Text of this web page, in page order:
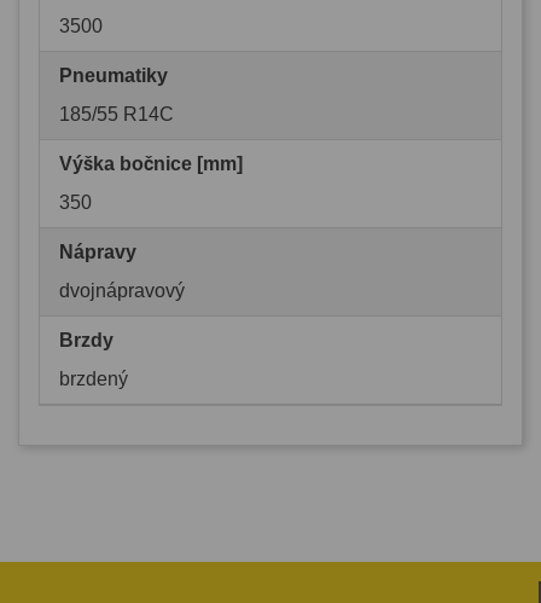
3500
Pneumatiky
185/55 R14C
Výška bočnice [mm]
350
Nápravy
dvojnápravový
Brzdy
brzdený